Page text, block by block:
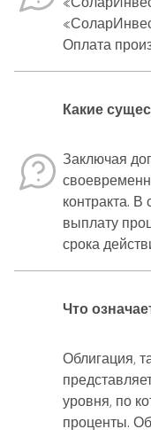
Оплата
Какие
Заключая
контракта. В
выплату
срока
Что
Облигация,
уровня, по
проценты.